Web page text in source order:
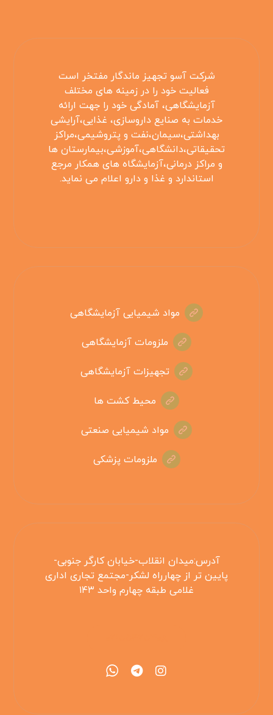
شرکت آسو تجهیز ماندگار مفتخر است
فعالیت خود را در زمینه های مختلف
آزمایشگاهی، آمادگی خود را جهت ارائه
خدمات به صنایع داروسازی، غذایی،آرایشی
بهداشتی،سیمان،نفت و پتروشیمی،مراکز
تحقیقاتی،دانشگاهی،آموزشی،بیمارستان ها
و مراکز درمانی،آزمایشگاه های همکار مرجع
استاندارد و غذا و دارو اعلام می نماید.
مواد شیمیایی آزمایشگاهی
ملزومات آزمایشگاهی
تجهیزات آزمایشگاهی
محیط کشت ها
مواد شیمیایی صنعتی
ملزومات پزشکی
آدرس:میدان انقلاب-خیابان کارگر جنوبی-
پایین تر از چهارراه لشکر-مجتمع تجاری اداری
غلامی طبقه چهارم واحد ۱۴۳